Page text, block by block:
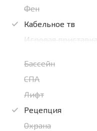
Фен
Кабельное тв
Игровая приставка
Бассейн
СПА
Лифт
Рецепция
Охрана